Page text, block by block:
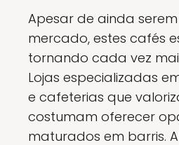
Apesar de ainda
mercado, estes cafés
tornando cada vez
Lojas especializadas
e cafeterias que
costumam oferecer
maturados em barris.